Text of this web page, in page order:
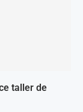
taller de